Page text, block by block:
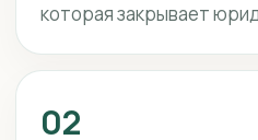
которая закрывает
02